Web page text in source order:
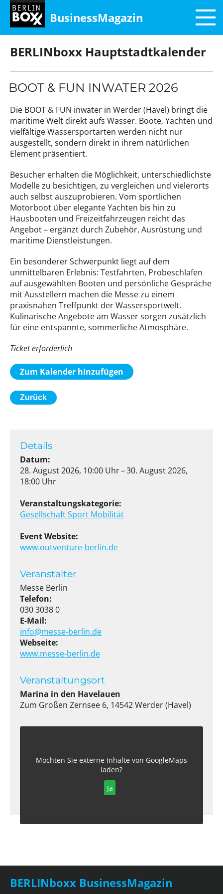
BusinessMagazin
BERLINboxx Hauptstadtkalender
Details
Datum:
28. August 2026, 10:00 Uhr – 30. August 2026,
18:00 Uhr
Veranstaltungskategorie:
GesellschaftSport Mobilität
Event Website:
www.outventure-berlin.de
Veranstalter
Messe Berlin
Telefon:
030 3038 0
E-Mail:
info@messe-berlin.de
Webseite:
www.messe-berlin.de
Veranstaltungsort
Marina in den Havelauen
Zum Großen Zernsee 6, 14542 Werder (Havel)
Möchten Sie externe Inhalte von GoogleMaps
laden?
Ja
BOOT & FUN INWATER 2026
Die BOOT & FUN inwater in Werder (Havel) bringt die
maritime Welt direkt aufs Wasser. Boote, Yachten und
vielfältige Wassersportarten werden nicht nur
ausgestellt, sondern direkt in ihrem natürlichen
Element präsentiert.
Besucher erhalten die Möglichkeit, unterschiedlichste
Modelle zu besichtigen, zu vergleichen und vielerorts
auch selbst auszuprobieren. Vom sportlichen
Motorboot über elegante Yachten bis hin zu
Hausbooten und Freizeitfahrzeugen reicht das
Angebot – ergänzt durch Zubehör, Ausrüstung und
maritime Dienstleistungen.
Ein besonderer Schwerpunkt liegt auf dem
unmittelbaren Erlebnis: Testfahrten, Probeschlafen
auf ausgewählten Booten und persönliche Gespräche
mit Ausstellern machen die Messe zu einem
praxisnahen Treffpunkt der Wassersportwelt.
Kulinarische Angebote am Wasser sorgen zusätzlich
für eine entspannte, sommerliche Atmosphäre.
Ticket erforderlich
Zum Kalender hinzufügen
Zurück
BERLINboxx BusinessMagazin